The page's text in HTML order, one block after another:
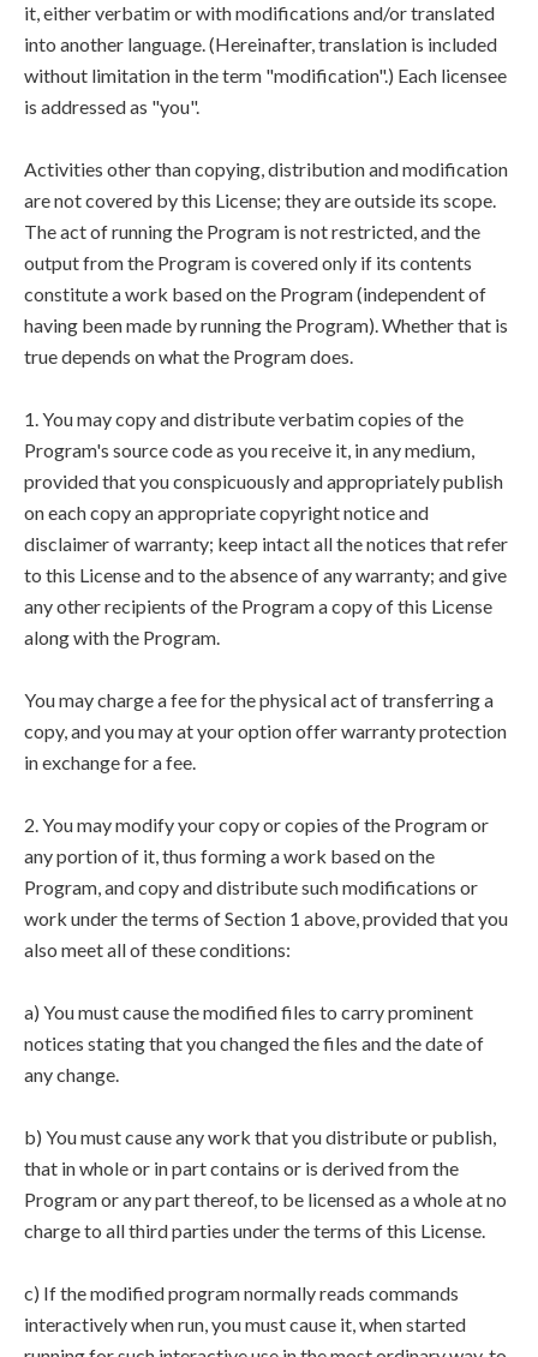
it, either verbatim or with modifications and/or translated
into another language. (Hereinafter, translation is included
without limitation in the term "modification".) Each licensee
is addressed as "you".
Activities other than copying, distribution and modification
are not covered by this License; they are outside its scope.
The act of running the Program is not restricted, and the
output from the Program is covered only if its contents
constitute a work based on the Program (independent of
having been made by running the Program). Whether that is
true depends on what the Program does.
1. You may copy and distribute verbatim copies of the
Program's source code as you receive it, in any medium,
provided that you conspicuously and appropriately publish
on each copy an appropriate copyright notice and
disclaimer of warranty; keep intact all the notices that refer
to this License and to the absence of any warranty; and give
any other recipients of the Program a copy of this License
along with the Program.
You may charge a fee for the physical act of transferring a
copy, and you may at your option offer warranty protection
in exchange for a fee.
2. You may modify your copy or copies of the Program or
any portion of it, thus forming a work based on the
Program, and copy and distribute such modifications or
work under the terms of Section 1 above, provided that you
also meet all of these conditions:
a) You must cause the modified files to carry prominent
notices stating that you changed the files and the date of
any change.
b) You must cause any work that you distribute or publish,
that in whole or in part contains or is derived from the
Program or any part thereof, to be licensed as a whole at no
charge to all third parties under the terms of this License.
c) If the modified program normally reads commands
interactively when run, you must cause it, when started